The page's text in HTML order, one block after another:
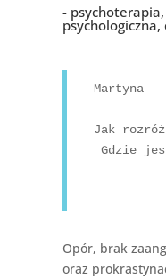
-
Martyna
Jak
Gdzie
Opór, brak
oraz